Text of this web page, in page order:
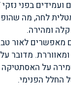
לחה, מה
ומהירה.
מאפשרים לאור
מדובר
על האסתטיקה
החלל הפנימי.